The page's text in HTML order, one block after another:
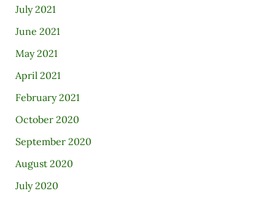
July 2021
June 2021
May 2021
April 2021
February 2021
October 2020
September 2020
August 2020
July 2020